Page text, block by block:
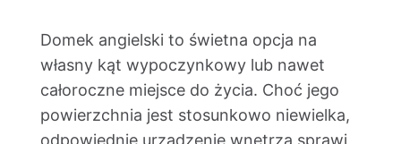
Domek angielski to świetna opcja na
własny kąt wypoczynkowy lub nawet
całoroczne miejsce do życia. Choć jego
powierzchnia jest stosunkowo niewielka,
odpowiednie urządzenie wnętrza sprawi,